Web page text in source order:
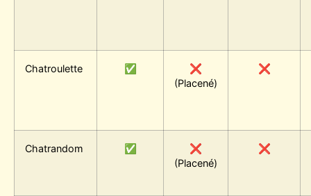
Chatroulette ✅
❌
(Placené)
❌
Chatrandom ✅
❌
(Placené)
❌